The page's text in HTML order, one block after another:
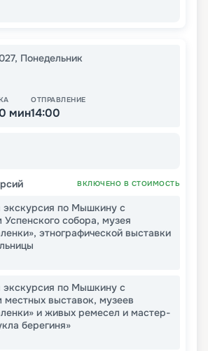
, Понедельник
мин
ОТПРАВЛЕНИЕ
14:00
ВКЛЮЧЕНО В СТОИМОСТЬ
экскурсия по Мышкину с
собора, музея
этнографической выставки
экскурсия по Мышкину с
выставок, музеев
и живых ремесел и мастер-
берегиня»